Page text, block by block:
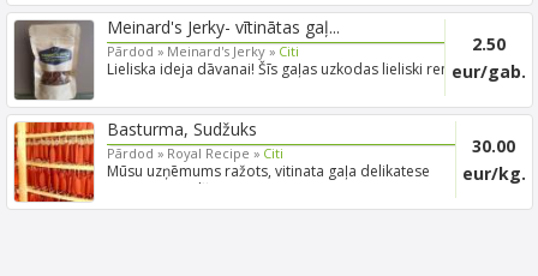
Meinard's Jerky- vītinātas gaļ...
Pārdod »Meinard's Jerky »Citi
Lieliska ideja dāvanai! Šīs gaļas uzkodas lieliski remdē
2.50
eur/gab.
Basturma, Sudžuks
Pārdod » Royal Recipe » Citi
Mūsu uzņēmums ražots, vitinata gaļa delikatese
Basturma Sudž...
30.00
eur/kg.